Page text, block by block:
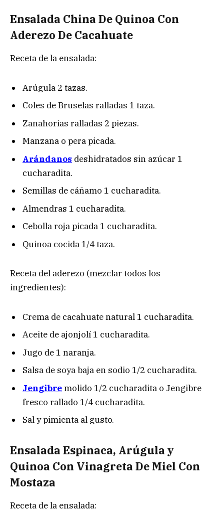
Ensalada China De Quinoa Con
Aderezo De Cacahuate
Receta de la ensalada:
Arúgula 2 tazas.
Coles de Bruselas ralladas 1 taza.
Zanahorias ralladas 2 piezas.
Manzana o pera picada.
Arándanos deshidratados sin azúcar 1
cucharadita.
Semillas de cáñamo 1 cucharadita.
Almendras 1 cucharadita.
Cebolla roja picada 1 cucharadita.
Quinoa cocida 1/4 taza.
Receta del aderezo (mezclar todos los
ingredientes):
Crema de cacahuate natural 1 cucharadita.
Aceite de ajonjolí 1 cucharadita.
Jugo de 1 naranja.
Salsa de soya baja en sodio 1/2 cucharadita.
Jengibremolido 1/2 cucharadita o Jengibre
fresco rallado 1/4 cucharadita.
Sal y pimienta al gusto.
Ensalada Espinaca, Arúgula y
Quinoa Con Vinagreta De Miel Con
Mostaza
Receta de la ensalada: